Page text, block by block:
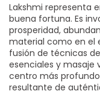
Lakshmi representa
buena fortuna. Es
prosperidad,
material como en el
fusión de técnicas
esenciales y
centro más
resultante de